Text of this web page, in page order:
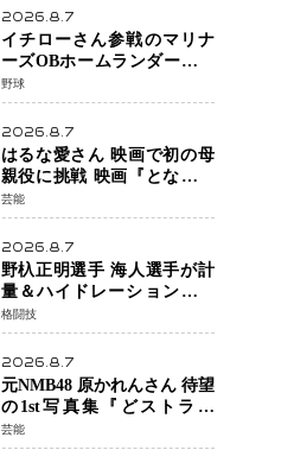
時代へ
2026.8.7
イチローさん参戦のマリナ
ーズOBホームランダービー
が無料生配信 北米ならで
はの“魅せる興行”に世界が
注目
野球
2026.8.7
はるな愛さん 映画で初の母
親役に挑戦 映画『となりの
とらんす少女ちゃん』11月7
日公開 未来の自分との対話
を描く注目作
芸能
2026.8.7
野杁正明選手 海人選手が計
量＆ハイドレーションテス
トをクリア「ONE
SAMURAI 2」決戦へ万全の
準備整う
格闘技
2026.8.7
元NMB48 原かれんさん 待望
の1st写真集『どストライ
ク』発売決定 バリで魅せる
25歳の新境地
芸能